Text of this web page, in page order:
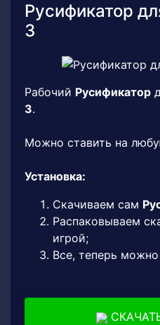
Русификатор
3
Рабочий Русификатор
3.
Можно ставить на
Установка:
Скачиваем сам
Распаковываем
игрой;
Все, теперь